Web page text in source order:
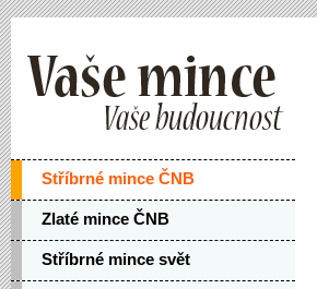
Stříbrné mince ČNB
Zlaté mince ČNB
Stříbrné mince svět